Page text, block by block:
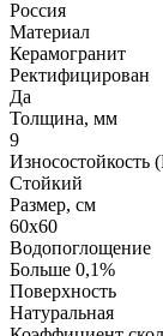
Россия
Материал
Керамогранит
Ректифицирован
Да
Толщина, мм
9
Износостойкость
Стойкий
Размер, см
60х60
Водопоглощение
Больше 0,1%
Поверхность
Натуральная